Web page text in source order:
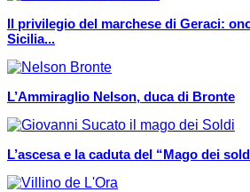
Il privilegio del marchese di Geraci:
Sicilia...
L’Ammiraglio Nelson, duca di Bronte
L’ascesa e la caduta del “Mago dei